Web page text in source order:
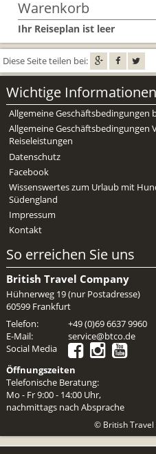
Warenkorb
Ihr Reiseplan ist leer
Diese Seite teilen bei:
Wichtige Informationen
Allgemeine Geschäftsbedingungen
Allgemeine Geschäftsbedingungen
Reiseleistungen
Datenschutz
Facebook
Wissenswertes zum Urlaub mit
Südengland
Impressum
Kontakt
So erreichen Sie uns
British Travel Company
Hühnerweg 19 (nur Postadresse)
60599 Frankfurt
Telefon:
+49 (0)69 6637 9960
E-Mail:
service@btco.de
Social Media
Öffnungszeiten
Telefonische Beratung:
Mo - Fr 9:00 - 14:00 Uhr,
nachmittags nach Absprache
© British Travel